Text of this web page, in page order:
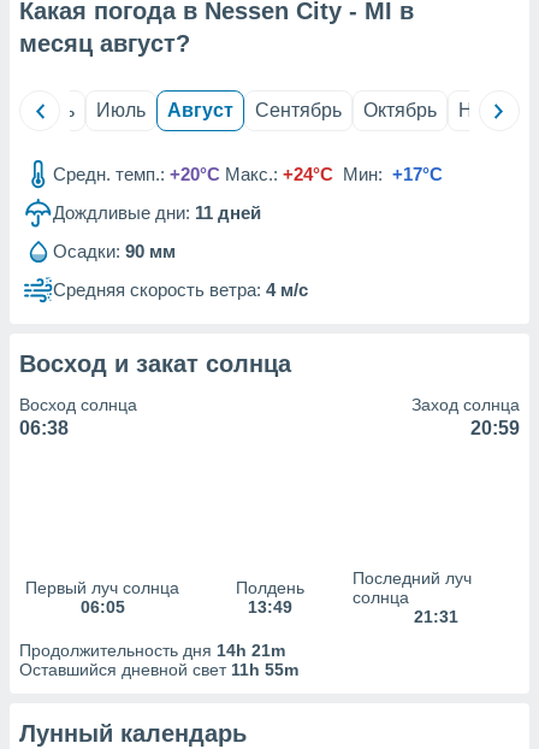
из
данных
1199
Какая погода в Nessen City - MI в
месяц август?
Июнь Июль Август Сентябрь Октябрь Ноябрь
Средн. темп.: +20°C Макс.: +24°C Мин: +17°C
Дождливые дни: 11 дней
Осадки: 90 мм
Средняя скорость ветра: 4 м/с
Восход и закат солнца
Восход солнца
06:38
Заход солнца
20:59
Первый луч солнца
06:05
Полдень
13:49
Последний луч
солнца
21:31
Продолжительность дня 14h 21m
Оставшийся дневной свет 11h 55m
Лунный календарь